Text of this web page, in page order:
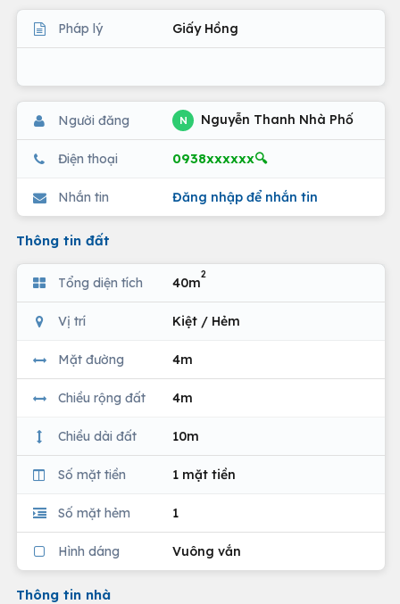
Pháp lý Giấy Hồng
Người đăng N Nguyễn Thanh Nhà Phố
Điện thoại 0938xxxxxx🔍
Nhắn tin Đăng nhập để nhắn tin
Thông tin đất
Tổng diện tích 40m
2
Vị trí Kiệt / Hẻm
Mặt đường 4m
Chiều rộng đất 4m
Chiều dài đất 10m
Số mặt tiền 1 mặt tiền
Số mặt hẻm 1
Hình dáng Vuông vắn
Thông tin nhà